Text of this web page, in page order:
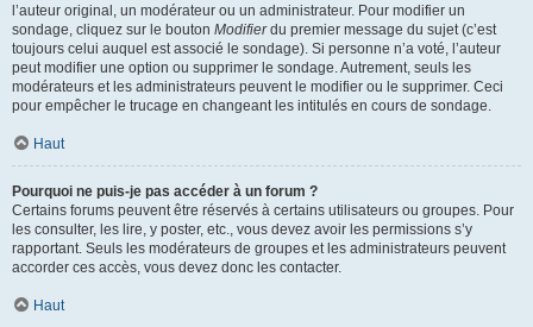
l’auteur original, un modérateur ou un administrateur. Pour modifier un
sondage, cliquez sur le bouton Modifierdu premier message du sujet (c’est
toujours celui auquel est associé le sondage). Si personne n’a voté, l’auteur
peut modifier une option ou supprimer le sondage. Autrement, seuls les
modérateurs et les administrateurs peuvent le modifier ou le supprimer. Ceci
pour empêcher le trucage en changeant les intitulés en cours de sondage.
Haut
Pourquoi ne puis-je pas accéder à un forum ?
Certains forums peuvent être réservés à certains utilisateurs ou groupes. Pour
les consulter, les lire, y poster, etc., vous devez avoir les permissions s’y
rapportant. Seuls les modérateurs de groupes et les administrateurs peuvent
accorder ces accès, vous devez donc les contacter.
Haut